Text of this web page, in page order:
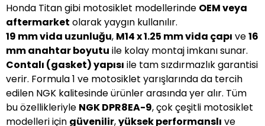
Honda Titan gibi motosiklet modellerinde OEM veya
aftermarket olarak yaygın kullanılır.
19 mm vida uzunluğu, M14 x 1.25 mm vida çapı ve16
mm anahtar boyutu ile kolay montaj imkanı sunar.
Contalı (gasket) yapısı ile tam sızdırmazlık garantisi
verir. Formula 1 ve motosiklet yarışlarında da tercih
edilen NGK kalitesinde ürünler arasında yer alır. Tüm
bu özellikleriyle NGK DPR8EA-9, çok çeşitli motosiklet
modelleri için güvenilir,yüksek performanslı ve